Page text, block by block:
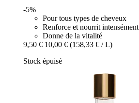
-5%
Pour tous types de cheveux
Renforce et nourrit intensément
Donne de la vitalité
9,50 € 10,00 € (158,33 € / L)
Stock épuisé